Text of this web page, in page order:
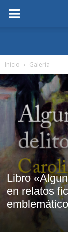
Inicio Galeria
Libro
en relatos